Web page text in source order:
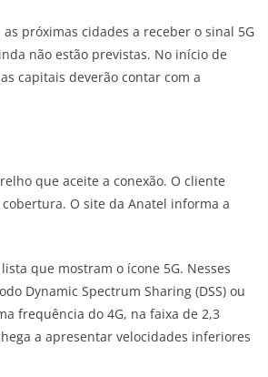
próximas cidades a receber o sinal 5G
não estão previstas. No início de
capitais deverão contar com a
que aceite a conexão. O cliente
O site da Anatel informa a
que mostram o ícone 5G. Nesses
Dynamic Spectrum Sharing (DSS) ou
frequência do 4G, na faixa de 2,3
a apresentar velocidades inferiores